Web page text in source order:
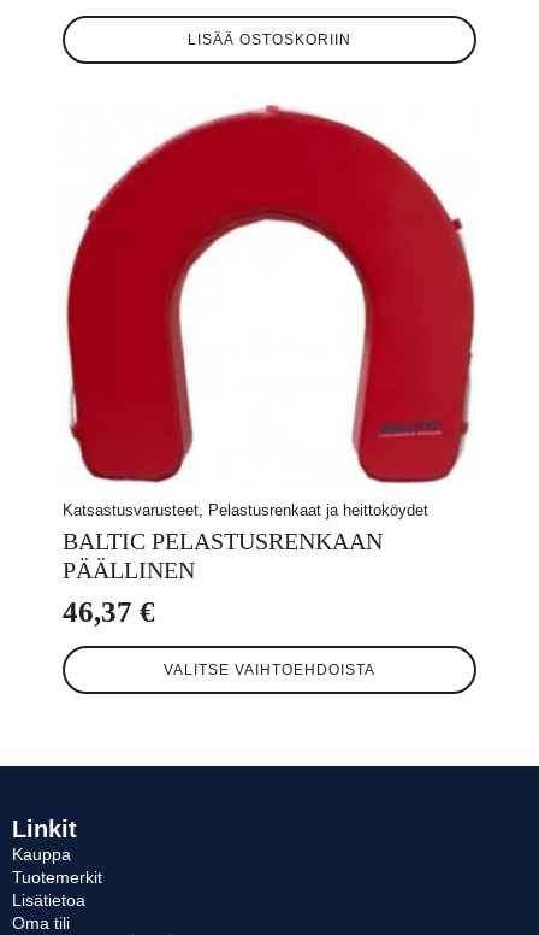
LISÄÄ OSTOSKORIIN
Katsastusvarusteet, Pelastusrenkaat ja heittoköydet
BALTIC PELASTUSRENKAAN
PÄÄLLINEN
46,37 €
VALITSE VAIHTOEHDOISTA
Tällä
tuotteella
Voit
valinnat
tuotteen
sivulla.
Linkit
Kauppa
Tuotemerkit
Lisätietoa
Oma tili